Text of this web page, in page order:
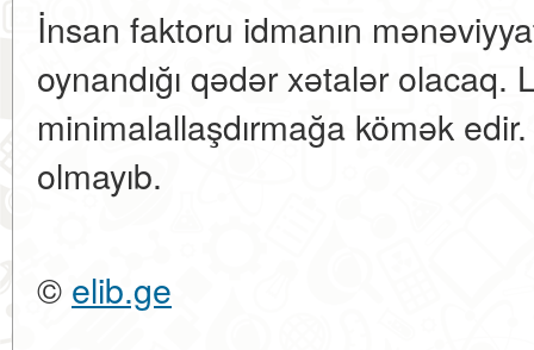
İnsan faktoru idmanın
oynandığı qədər xətalər olacaq.
minimalallaşdırmağa kömək
olmayıb.
© elib.ge